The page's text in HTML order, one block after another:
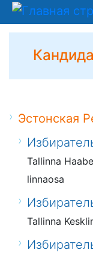
Эстонская
Tallinna
linnaosa
Tallinna